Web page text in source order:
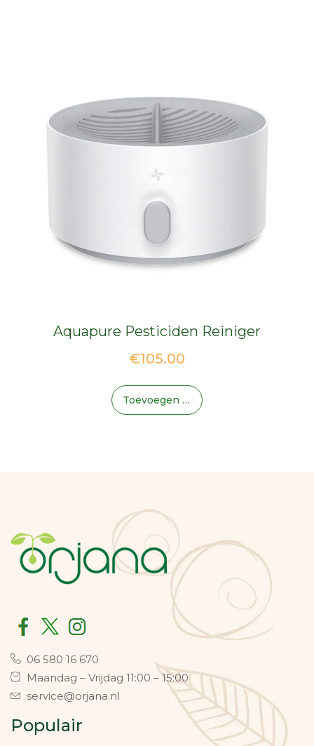
Aquapure Pesticiden Reiniger
€105.00
Toevoegen Aan Winkelwagen
06 580 16 670
Maandag – Vrijdag 11:00 – 15:00
service@orjana.nl
Populair